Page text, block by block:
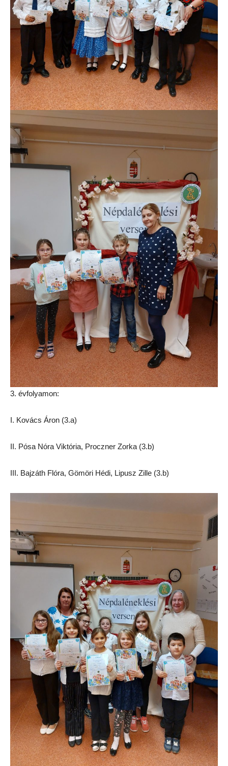
3. évfolyamon:
I. Kovács Áron (3.a)
II. Pósa Nóra Viktória, Proczner Zorka (3.b)
III. Bajzáth Flóra, Gömöri Hédi, Lipusz Zille (3.b)